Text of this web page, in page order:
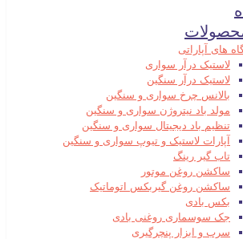
های آپاراتی
لاستیک درآر سواری
لاستیک درآر سنگین
بالانس چرخ سواری و سنگین
مولد باد نیتروژن سواری و سنگین
تنظیم باد دیجیتال سواری و سنگین
آپارات لاستیک و تیوپ سواری و سنگین
تاب گیر رینگ
ساکشن روغن موتور
ساکشن روغن گیربکس اتوماتیک
بکس بادی
جک سوسماری روغنی بادی
سرب و ابزار پنچرگیری